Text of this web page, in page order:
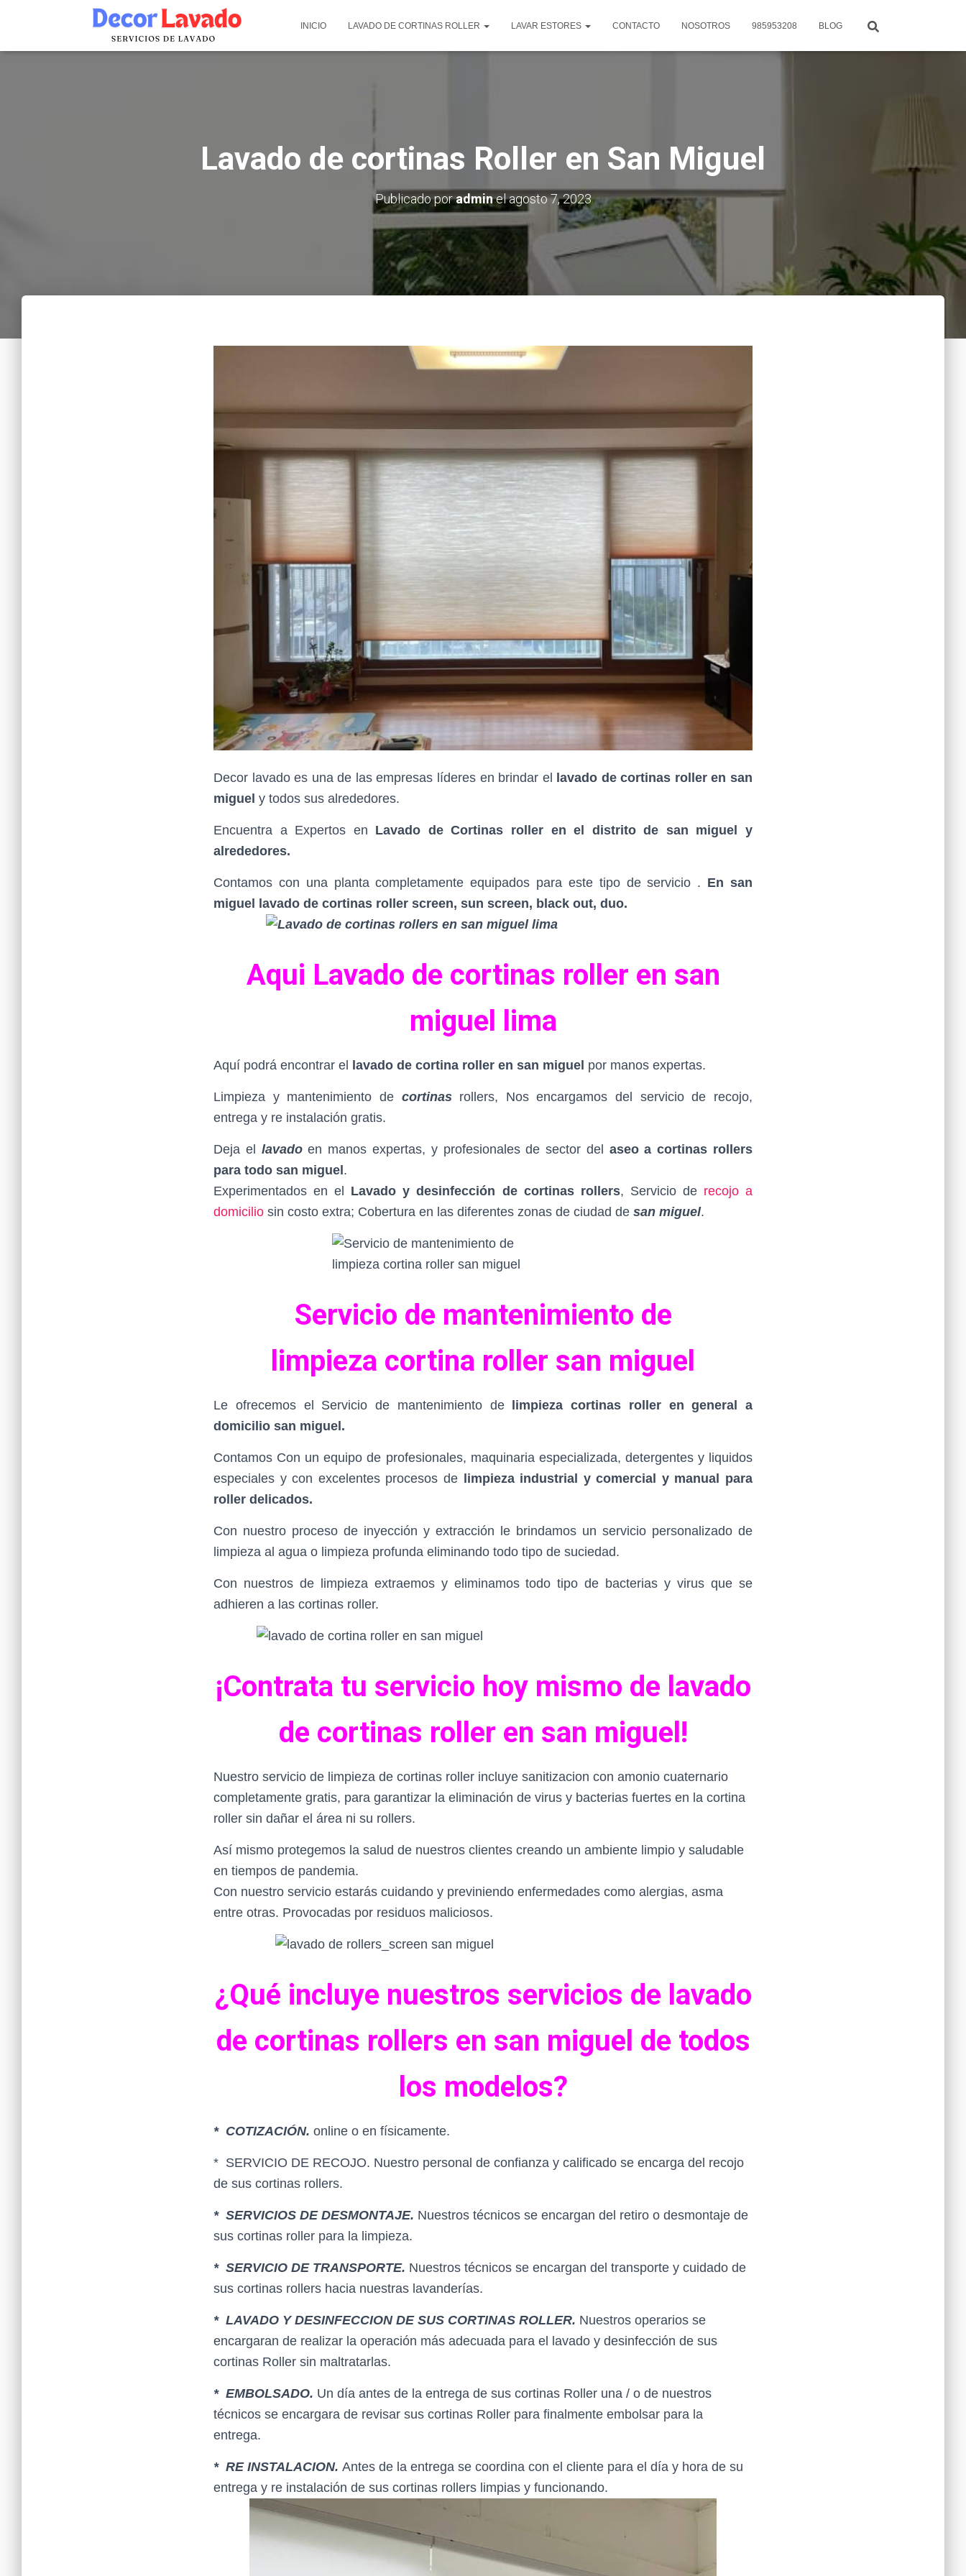
INICIO LAVADO DE CORTINAS ROLLER LAVAR ESTORES CONTACTO NOSOTROS 985953208 BLOG
Lavado de cortinas Roller en San Miguel
Publicado poradminelagosto 7, 2023
Decor lavado es una de las empresas líderes en brindar el
lavado de cortinas roller en san
miguel y todos sus alrededores.
Encuentra a Expertos en Lavado de Cortinas roller en el distrito de san miguel y
alrededores.
Contamos con una planta completamente equipados para este tipo de servicio . En san
miguel lavado de cortinas roller screen, sun screen, black out, duo.
Aqui Lavado de cortinas roller en san
miguel lima
Aquí podrá encontrar el lavado de cortina roller en san miguel por manos expertas.
Limpieza y mantenimiento de cortinasrollers, Nos encargamos del servicio de recojo,
entrega y re instalación gratis.
Deja el lavadoen manos expertas, y profesionales de sector del aseo a cortinas rollers
para todo san miguel .
Experimentados en el Lavado y desinfección de cortinas rollers, Servicio de recojo a
domicilio sin costo extra; Cobertura en las diferentes zonas de ciudad de san miguel.
Servicio de mantenimiento de
limpieza cortina roller san miguel
Le ofrecemos el Servicio de mantenimiento de limpieza cortinas roller en general a
domicilio san miguel .
Contamos Con un equipo de profesionales, maquinaria especializada, detergentes y liquidos
especiales y con excelentes procesos de
limpieza industrial y comercial y manual para
roller delicados.
Con nuestro proceso de inyección y extracción le brindamos un servicio personalizado de
limpieza al agua o limpieza profunda eliminando todo tipo de suciedad.
Con nuestros de limpieza extraemos y eliminamos todo tipo de bacterias y virus que se
adhieren a las cortinas roller.
¡Contrata tu servicio hoy mismo de lavado
de cortinas roller en san miguel!
Nuestro servicio de limpieza de cortinas roller incluye sanitizacion con amonio cuaternario
completamente gratis, para garantizar la eliminación de virus y bacterias fuertes en la cortina
roller sin dañar el área ni su rollers.
Así mismo protegemos la salud de nuestros clientes creando un ambiente limpio y saludable
en tiempos de pandemia.
Con nuestro servicio estarás cuidando y previniendo enfermedades como alergias, asma
entre otras. Provocadas por residuos maliciosos.
¿Qué incluye nuestros servicios de lavado
de cortinas rollers en san miguel de todos
los modelos?
* COTIZACIÓN. online o en físicamente.
* SERVICIO DE RECOJO. Nuestro personal de confianza y calificado se encarga del recojo
de sus cortinas rollers.
* SERVICIOS DE DESMONTAJE. Nuestros técnicos se encargan del retiro o desmontaje de
sus cortinas roller para la limpieza.
* SERVICIO DE TRANSPORTE. Nuestros técnicos se encargan del transporte y cuidado de
sus cortinas rollers hacia nuestras lavanderías.
* LAVADO Y DESINFECCION DE SUS CORTINAS ROLLER. Nuestros operarios se
encargaran de realizar la operación más adecuada para el lavado y desinfección de sus
cortinas Roller sin maltratarlas.
* EMBOLSADO. Un día antes de la entrega de sus cortinas Roller una / o de nuestros
técnicos se encargara de revisar sus cortinas Roller para finalmente embolsar para la
entrega.
* RE INSTALACION. Antes de la entrega se coordina con el cliente para el día y hora de su
entrega y re instalación de sus cortinas rollers limpias y funcionando.